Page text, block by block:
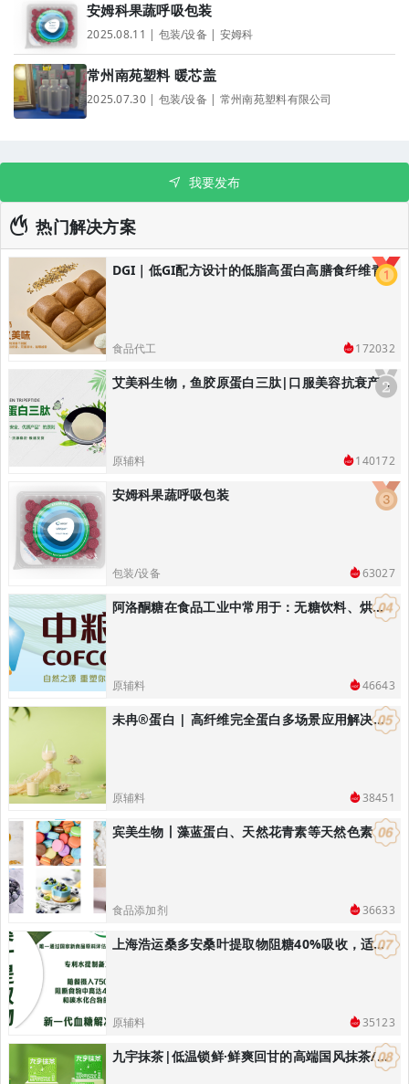
安姆科果蔬呼吸包装
2025.08.11 | 包装/设备 | 安姆科
常州南苑塑料 暖芯盖
2025.07.30 | 包装/设备 | 常州南苑塑料有限公司
我要发布
热门解决方案
DGI｜低GI配方设计的低脂高蛋白高膳食纤维青稞黑全麦馒头/低GI主食解决方案
食品代工 172032
艾美科生物，鱼胶原蛋白三肽|口服美容抗衰产品解决方案
原辅料 140172
安姆科果蔬呼吸包装
包装/设备 63027
阿洛酮糖在食品工业中常用于：无糖饮料、烘焙食品：替代蔗糖降低热量
原辅料 46643
未冉®️蛋白 | 高纤维完全蛋白多场景应用解决方案
原辅料 38451
宾美生物丨藻蓝蛋白、天然花青素等天然色素
食品添加剂 36633
上海浩运桑多安桑叶提取物阻糖40%吸收，适合开发减肥控体产品
原辅料 35123
九宇抹茶|低温锁鲜·鲜爽回甘的高端国风抹茶/饮品烘焙解决方案